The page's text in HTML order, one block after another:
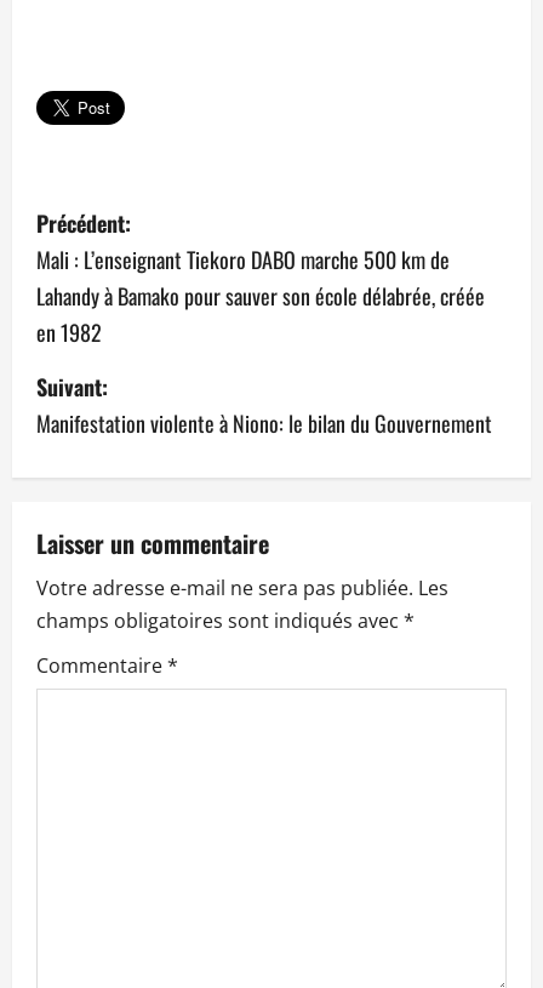
N
a
v
i
g
a
i
o
n
Précédent:
Mali : L’enseignant Tiekoro DABO marche 500 km de
Lahandy à Bamako pour sauver son école délabrée, créée
en 1982
Suivant:
Manifestation violente à Niono: le bilan du Gouvernement
Laisser un commentaire
Votre adresse e-mail ne sera pas publiée. Les
champs obligatoires sont indiqués avec *
Commentaire*